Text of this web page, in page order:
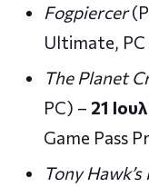
Fogpiercer
Ultimate, PC
The Planet
PC) – 21
Game Pass
Tony